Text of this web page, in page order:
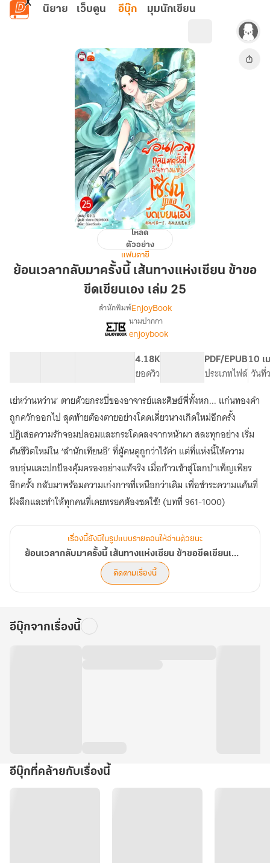
ข้ามไปยังเนื้อหาหลัก
นิยาย เว็บตูน อีบุ๊ก มุมนักเขียน
กลับ
ครั้ง
แห่ง
ข้า
ขอ
ขีด
เขียน
เอง
เล่ม
25
โหลด
ตัวอย่าง
แฟนตาซี
ย้อนเวลากลับมาครั้งนี้ เส้นทางแห่งเซียน ข้าขอ
ขีดเขียนเอง เล่ม 25
เรื่อง
ย้อน
เวลา
กลับ
มา
ครั้ง
นี้
เส้น
ทาง
แห่ง
เซียน
ข้า
ขอ
ขีด
เขียน
เอง
สำนักพิมพ์EnjoyBook
นามปากกา
enjoybook
4.18K
ยอดวิว
PDF/EPUB
ประเภทไฟล์
10 เ
วันที่
เย่หว่านหว่าน’ ตายด้วยกระบี่ของอาจารย์และศิษย์พี่ทั้งหก... แก่นทองคำ
ถูกควักออกไป สุดท้ายต้องตายอย่างโดดเดี่ยวนางเกิดใหม่อีกครั้ง
ปฏิเสธความรักจอมปลอมและกระโดดลงจากหน้าผา สละทุกอย่าง เริ่ม
ต้นชีวิตใหม่ใน ‘สำนักเทียนอี’ ที่ผู้คนดูถูกว่าไร้ค่า แต่ที่แห่งนี้ให้ความ
อบอุ่นและปกป้องคุ้มครองอย่างแท้จริง เมื่อก้าวเข้าสู่โลกบำเพ็ญเพียร
อีกครั้ง กลับมาพร้อมความเก่งกาจที่เหนือกว่าเดิม เพื่อชำระความแค้นที่
ฝังลึกและทำให้ทุกคนที่เคยทรยศต้องชดใช้! (บทที่ 961-1000)
เรื่องนี้ยังมีในรูปแบบรายตอนให้อ่านด้วยนะ
ย้อนเวลากลับมาครั้งนี้ เส้นทางแห่งเซียน ข้าขอขีดเขียนเอง
ติดตามเรื่องนี้
อีบุ๊กจากเรื่องนี้
อีบุ๊กที่คล้ายกับเรื่องนี้